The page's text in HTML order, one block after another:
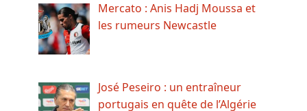
Mercato : Anis Hadj Moussa et
les rumeurs Newcastle
José Peseiro : un entraîneur
portugais en quête de l’Algérie